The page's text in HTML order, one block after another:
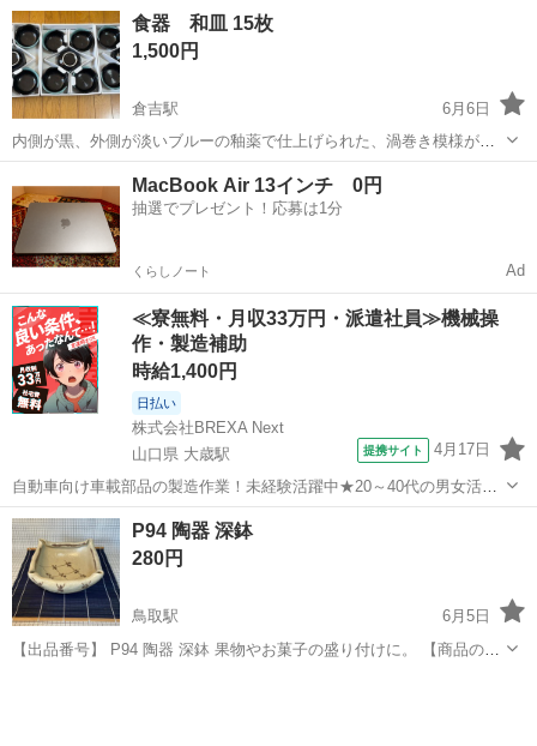
鳥取 境港市 馬場崎町駅
食器 和皿 15枚
1,500円
倉吉駅
6月6日
内側が黒、外側が淡いブルーの釉薬で仕上げられた、渦巻き模様が特
徴的な小鉢の15個セットです。 - アイテム: 小鉢 - 数量: 15個 - カラー:
ブラック・ライトブルー - デザイン: 渦巻き模様・花形縁 - 素材: ...
倉吉市 倉吉駅 食器
MacBook Air 13インチ 0円
抽選でプレゼント！応募は1分
くらしノート Ad
≪寮無料・月収33万円・派遣社員≫機械操
作・製造補助
時給1,400円
日払い
株式会社BREXA Next
山口県 大歳駅
提携サイト 4月17日
自動車向け車載部品の製造作業！未経験活躍中★20～40代の男女活躍
中！友達同士での応募OK！備品付きワンルーム寮費無料！赴任旅費会
社負担！生活支援物資事前対応可◎格安食堂利用可！年間休日135日
♪《山口県山口市》 人気の工...
山口 山口市 大歳駅 その他
P94 陶器 深鉢
280円
鳥取駅
6月5日
【出品番号】 P94 陶器 深鉢 果物やお菓子の盛り付けに。 【商品の状